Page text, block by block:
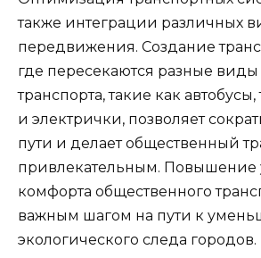
также интеграции различных
передвижения. Создание
где пересекаются разные
транспорта, такие как
и электрички, позволяет
пути и делает общественный
привлекательным. Повышение
комфорта общественного
важным шагом на пути к
экологического следа городов.